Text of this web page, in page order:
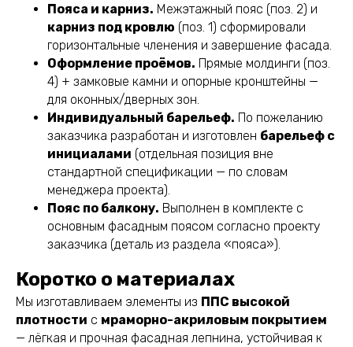
Пояса и карниз. Межэтажный пояс (поз. 2) и
карниз под кровлю (поз. 1) сформировали
горизонтальные членения и завершение фасада.
Оформление проёмов. Прямые молдинги (поз.
4) + замковые камни и опорные кронштейны —
для оконных/дверных зон.
Индивидуальный барельеф. По пожеланию
заказчика разработан и изготовлен барельеф с
инициалами (отдельная позиция вне
стандартной спецификации — по словам
менеджера проекта).
Пояс по балкону. Выполнен в комплекте с
основным фасадным поясом согласно проекту
заказчика (деталь из раздела «пояса»).
Коротко о материалах
Мы изготавливаем элементы из ППС высокой
плотности с мраморно-акриловым покрытием
— лёгкая и прочная фасадная лепнина, устойчивая к